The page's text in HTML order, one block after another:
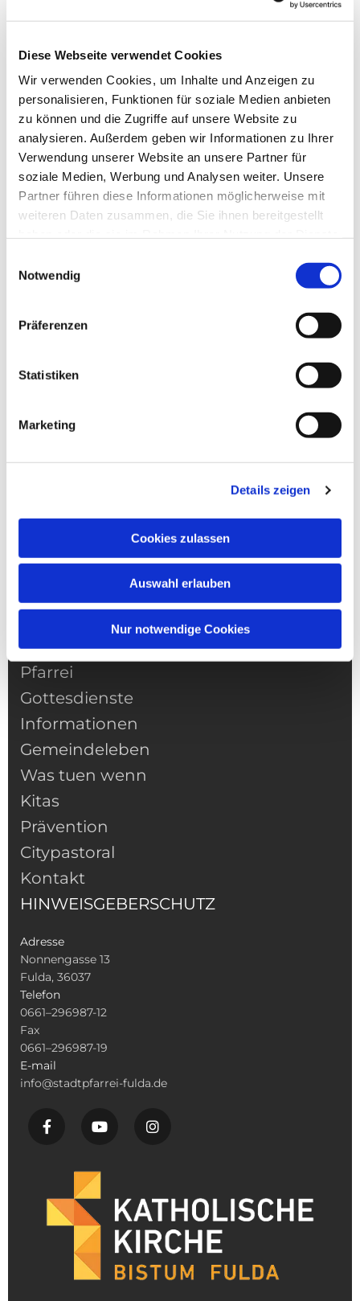
Diese Webseite verwendet Cookies
Wir verwenden Cookies, um Inhalte und Anzeigen zu
personalisieren, Funktionen für soziale Medien anbieten
zu können und die Zugriffe auf unsere Website zu
analysieren. Außerdem geben wir Informationen zu Ihrer
Verwendung unserer Website an unsere Partner für
soziale Medien, Werbung und Analysen weiter. Unsere
Partner führen diese Informationen möglicherweise mit
weiteren Daten zusammen, die Sie ihnen bereitgestellt
Notwendig
Präferenzen
Statistiken
Marketing
Details zeigen
Cookies zulassen
Auswahl erlauben
Nur notwendige Cookies
Dies könnte Sie auch
interessieren
NAVIGATION
Pfarrei
Gottesdienste
Informationen
Gemeindeleben
Was tuen wenn
Kitas
Prävention
Citypastoral
Kontakt
HINWEISGEBERSCHUTZ
Adresse
Nonnengasse 13
Fulda, 36037
Telefon
0661–296987-12
Fax
0661–296987-19
E-mail
info@stadtpfarrei-fulda.de